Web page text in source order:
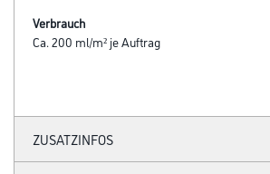
Verbrauch
Ca. 200 ml/m² je Auftrag
ZUSATZINFOS